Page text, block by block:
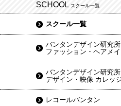
SCHOOL スクール一覧
スクール一覧
バンタンデザイン研究所
ファッション・ヘアメ
バンタンデザイン研究所
デザイン・映像 カレッ
レコールバンタン